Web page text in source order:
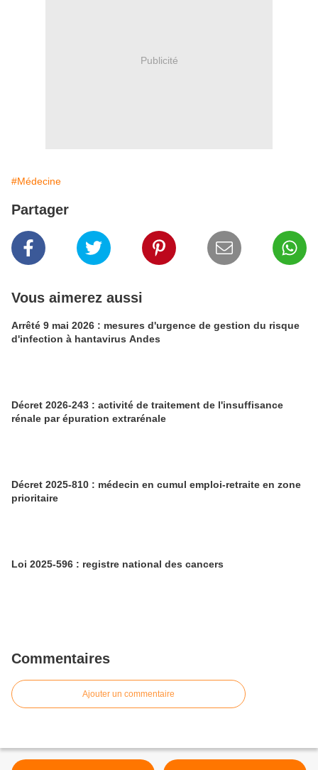
Publicité
#Médecine
Partager
Vous aimerez aussi
Arrêté 9 mai 2026 : mesures d'urgence de gestion du risque
d'infection à hantavirus Andes
Décret 2026-243 : activité de traitement de l'insuffisance
rénale par épuration extrarénale
Décret 2025-810 : médecin en cumul emploi-retraite en zone
prioritaire
Loi 2025-596 : registre national des cancers
Commentaires
Ajouter un commentaire